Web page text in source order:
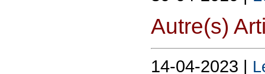
Autre(s)
14-04-2023 |